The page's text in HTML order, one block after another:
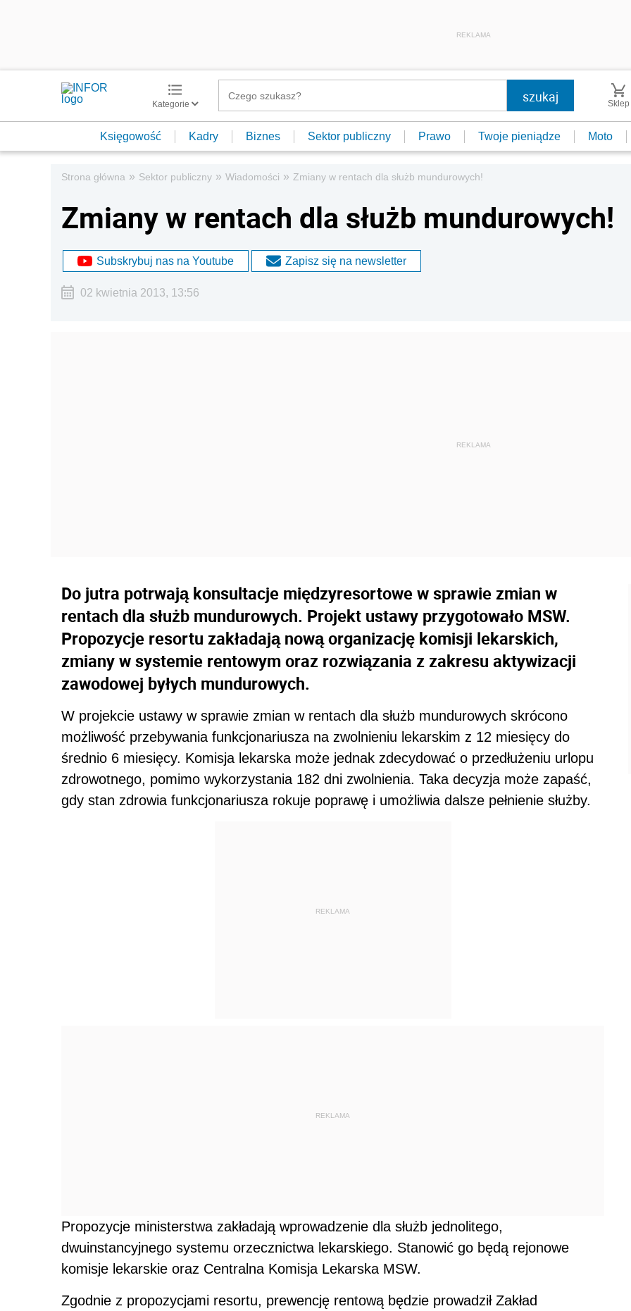
REKLAMA
Kategorie Sklep
Księgowość Kadry Biznes Sektor publiczny Prawo Twoje pieniądze Moto
Strona główna » Sektor publiczny » Wiadomości » Zmiany w rentach dla służb mundurowych!
Zmiany w rentach dla służb mundurowych!
Subskrybuj nas na Youtube Zapisz się na newsletter
02 kwietnia 2013, 13:56
Do jutra potrwają konsultacje międzyresortowe w sprawie zmian w
rentach dla służb mundurowych. Projekt ustawy przygotowało MSW.
Propozycje resortu zakładają nową organizację komisji lekarskich,
zmiany w systemie rentowym oraz rozwiązania z zakresu aktywizacji
zawodowej byłych mundurowych.
W projekcie ustawy w sprawie zmian w rentach dla służb mundurowych skrócono
możliwość przebywania funkcjonariusza na zwolnieniu lekarskim z 12 miesięcy do
średnio 6 miesięcy. Komisja lekarska może jednak zdecydować o przedłużeniu urlopu
zdrowotnego, pomimo wykorzystania 182 dni zwolnienia. Taka decyzja może zapaść,
gdy stan zdrowia funkcjonariusza rokuje poprawę i umożliwia dalsze pełnienie służby.
REKLAMA
REKLAMA
Propozycje ministerstwa zakładają wprowadzenie dla służb jednolitego,
dwuinstancyjnego systemu orzecznictwa lekarskiego. Stanowić go będą rejonowe
komisje lekarskie oraz Centralna Komisja Lekarska MSW.
Zgodnie z propozycjami resortu, prewencję rentową będzie prowadził Zakład